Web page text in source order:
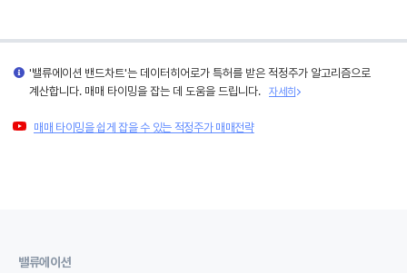
'밸류에이션 밴드차트'는 데이터히어로가 특허를 받은 적정주가 알고리즘으로
계산합니다. 매매 타이밍을 잡는 데 도움을 드립니다.
자세히
매매 타이밍을 쉽게 잡을 수 있는 적정주가 매매전략
밸류에이션